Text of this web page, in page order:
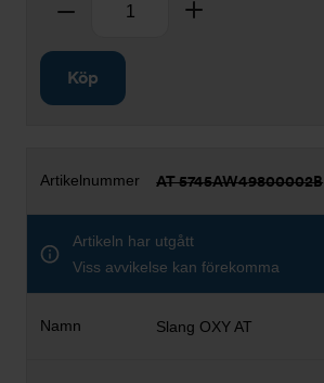
Ta bort
Köp
AT 5745AW49800002B
Artikeln har utgått
Viss avvikelse kan förekomma
Slang OXY AT